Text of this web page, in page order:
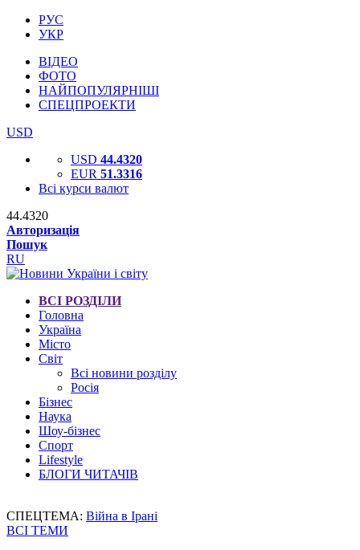
РУС
УКР
ВІДЕО
ФОТО
НАЙПОПУЛЯРНІШІ
СПЕЦПРОЕКТИ
USD
USD 44.4320
EUR 51.3316
Всі курси валют
44.4320
Авторизація
Пошук
RU
ВСІ РОЗДІЛИ
Головна
Україна
Місто
Світ
Всі новини розділу
Росія
Бізнес
Наука
Шоу-бізнес
Спорт
Lifestyle
БЛОГИ ЧИТАЧІВ
СПЕЦТЕМА: Війна в Ірані
ВСІ ТЕМИ